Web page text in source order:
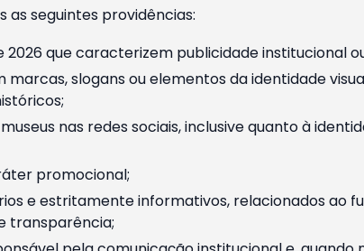
as seguintes providências:
que caracterizem publicidade institucional
slogans ou elementos da identidade
nas redes sociais, inclusive quanto à
promocional;
e estritamente informativos, relacionados ao
transparência;